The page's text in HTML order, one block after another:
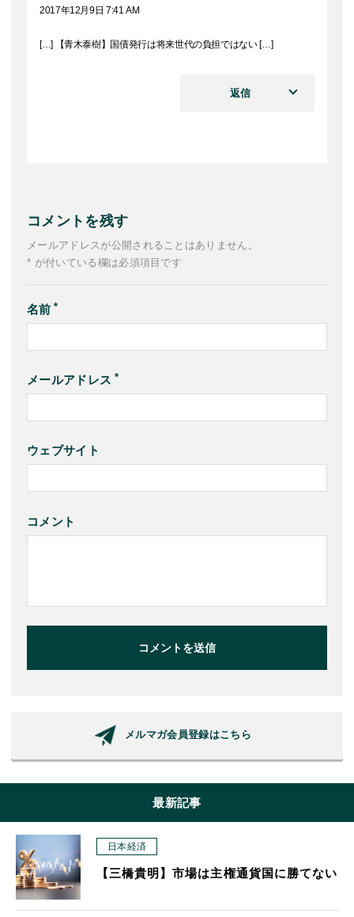
2017年12月9日 7:41 AM
[…] 【青木泰樹】国債発行は将来世代の負担ではない […]
返信
コメントを残す
メールアドレスが公開されることはありません。
* が付いている欄は必須項目です
名前
メールアドレス
ウェブサイト
コメント
コメントを送信
メルマガ会員登録はこちら
最新記事
日本経済
【三橋貴明】市場は主権通貨国に勝てない